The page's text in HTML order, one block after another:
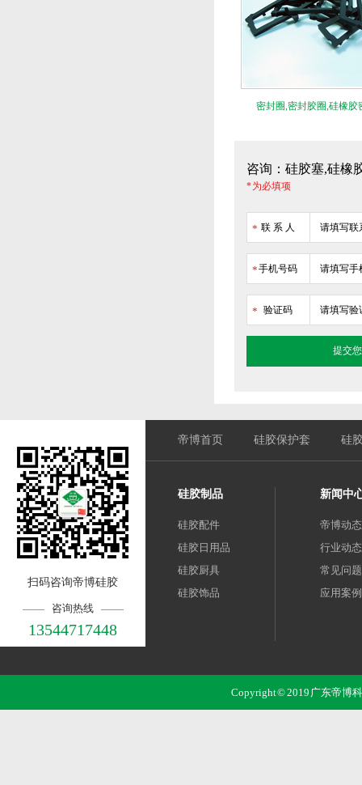
密封圈,密封胶圈,硅橡胶
咨询：硅胶塞,硅橡
* 为必填项
* 联 系 人
*手机号码
* 验证码
扫码咨询帝博硅胶
咨询热线
13544717448
帝博首页 硅胶保护套 硅
硅胶制品
硅胶配件
硅胶日用品
硅胶厨具
硅胶饰品
新闻中
帝博动态
行业动态
常见问题
应用案例
Copyright © 2019 广东帝博